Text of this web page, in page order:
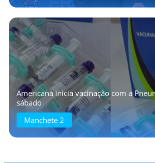
Americana inicia vacinação com a
sábado
Manchete 2